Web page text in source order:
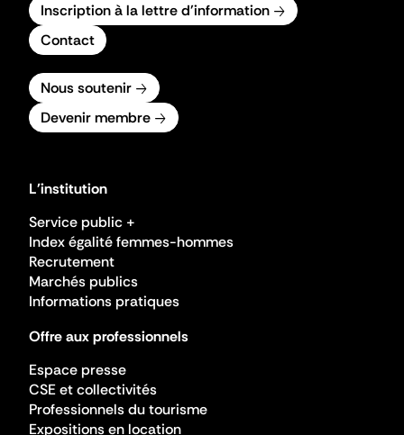
Inscription à la lettre d'information
Contact
Nous soutenir
Devenir membre
L'institution
Service public +
Index égalité femmes-hommes
Recrutement
Marchés publics
Informations pratiques
Offre aux professionnels
Espace presse
CSE et collectivités
Professionnels du tourisme
Expositions en location